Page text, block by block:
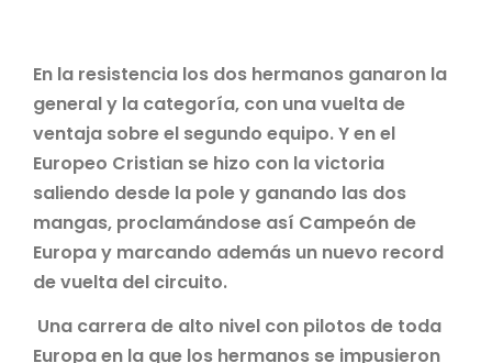
En la resistencia los dos hermanos ganaron la
general y la categoría, con una vuelta de
ventaja sobre el segundo equipo. Y en el
Europeo Cristian se hizo con la victoria
saliendo desde la pole y ganando las dos
mangas, proclamándose así Campeón de
Europa y marcando además un nuevo record
de vuelta del circuito.
Una carrera de alto nivel con pilotos de toda
Europa en la que los hermanos se impusieron